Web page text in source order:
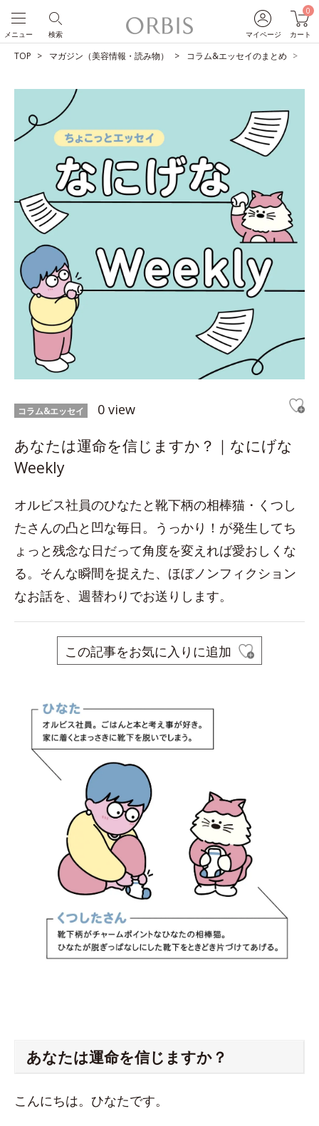
マイページ
0
カート
検索
メニュー
TOP マガジン（美容情報・読み物） コラム&エッセイのまとめ
コラム&エッセイ 0 view
あなたは運命を信じますか？｜なにげな
Weekly
オルビス社員のひなたと靴下柄の相棒猫・くつし
たさんの凸と凹な毎日。うっかり！が発生してち
ょっと残念な日だって角度を変えれば愛おしくな
る。そんな瞬間を捉えた、ほぼノンフィクション
なお話を、週替わりでお送りします。
この記事をお気に入りに追加
あなたは運命を信じますか？
こんにちは。ひなたです。